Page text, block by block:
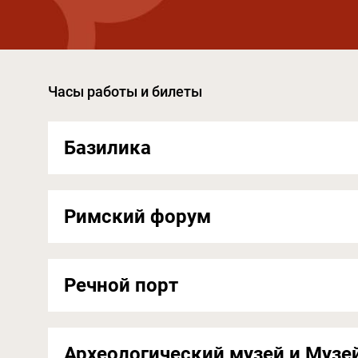
Часы работы и билеты
Базилика
Римский форум
Речной порт